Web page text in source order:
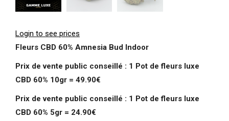
Login to see prices
Fleurs CBD 60% Amnesia Bud Indoor
Prix de vente public conseillé : 1 Pot de fleurs luxe
CBD 60% 10gr = 49.90€
Prix de vente public conseillé : 1 Pot de fleurs luxe
CBD 60% 5gr = 24.90€